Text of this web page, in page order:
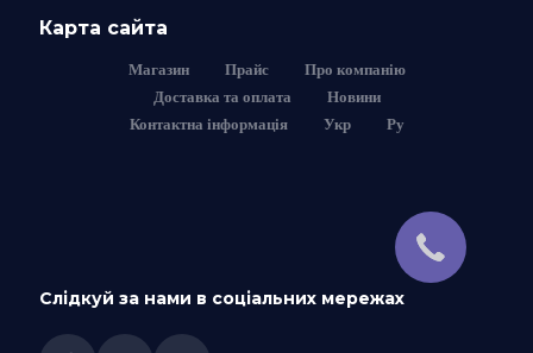
Карта сайта
Магазин Прайс
Про компанію
Доставка та оплата
Новини
Контактна інформація
Укр Ру
Слідкуй за нами в соціальних мережах